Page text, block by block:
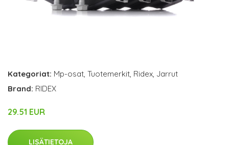
Kategoriat: Mp-osat Tuotemerkit Ridex Jarrut
Brand: RIDEX
29.51 EUR
LISÄTIETOJA